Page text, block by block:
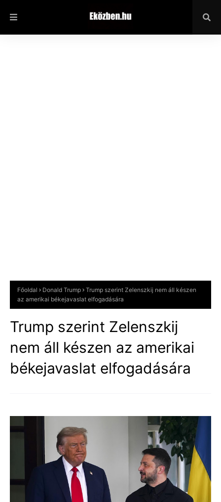
Főoldal Donald Trump
Trump szerint Zelenszkij nem áll készen
az amerikai békejavaslat elfogadására
Trump szerint Zelenszkij
nem áll készen az amerikai
békejavaslat elfogadására